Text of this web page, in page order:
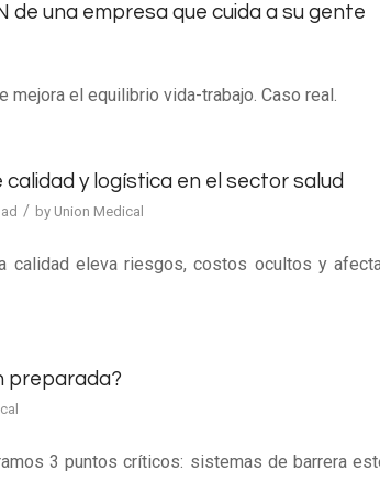
de una empresa que cuida a su gente
el equilibrio vida-trabajo. Caso real.
y logística en el sector salud
/ by Union Medical
calidad eleva riesgos, costos ocultos y
preparada?
3 puntos críticos: sistemas de barrera